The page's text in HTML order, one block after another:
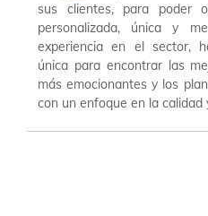
sus clientes, para poder
personalizada, única y
experiencia en el sector,
única para encontrar las
más emocionantes y los
con un enfoque en la